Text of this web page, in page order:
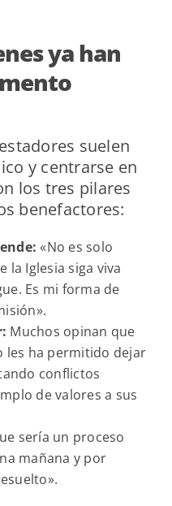
ya han
suelen
y centrarse en
los tres pilares
benefactores:
«No es solo
la Iglesia siga viva
Es mi forma de
Muchos opinan que
les ha permitido dejar
conflictos
de valores a sus
sería un proceso
mañana y por